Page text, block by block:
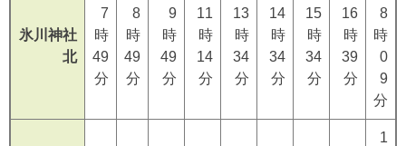
氷川神社
北
7
時
49
分
8
時
49
分
9
時
49
分
11
時
14
分
13
時
34
分
14
時
34
分
15
時
34
分
16
時
39
分
8
時
0
9
分
1